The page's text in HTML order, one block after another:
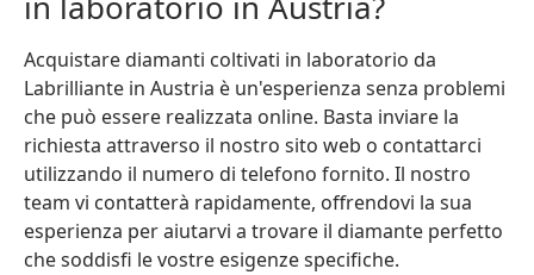
Acquistare diamanti coltivati in laboratorio da
Labrilliante in Austria è un'esperienza senza problemi
che può essere realizzata online. Basta inviare la
richiesta attraverso il nostro sito web o contattarci
utilizzando il numero di telefono fornito. Il nostro
team vi contatterà rapidamente, offrendovi la sua
esperienza per aiutarvi a trovare il diamante perfetto
che soddisfi le vostre esigenze specifiche.